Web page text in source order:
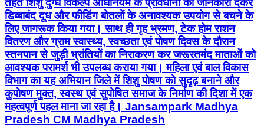
डिब्बाबंद दूध और फीडिंग बोतलों के अनावश्यक उपयोग से बचने के
लिए जागरूक किया गया। साथ ही गृह भ्रमण, टेक होम राशन
वितरण और ग्राम स्वास्थ्य, स्वच्छता एवं पोषण दिवस के दौरान
स्तनपान से जुड़ी भ्रांतियों का निराकरण कर जरूरतमंद माताओं को
आवश्यक परामर्श भी उपलब्ध कराया गया। महिला एवं बाल विकास
विभाग का यह अभियान जिले में शिशु पोषण को सुदृढ़ बनाने और
कुपोषण मुक्त, स्वस्थ एवं सुपोषित समाज के निर्माण की दिशा में एक
महत्वपूर्ण पहल माना जा रहा है। Jansampark Madhya
Pradesh CM Madhya Pradesh